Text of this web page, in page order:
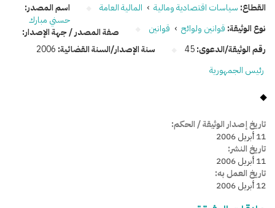
القطاع: سياسات اقتصادية ومالية › المالية العامة
نوع الوثيقة: قوانين ولوائح › قوانين
رقم الوثيقة/الدعوى:45 سنة الإصدار/السنة القضائية: 2006
اسم المصدر:
حسني مبارك
صفة المصدر / جهة الإصدار:
رئيس الجمهورية
تاريخ إصدار الوثيقة / الحكم:
11 أبريل 2006
تاريخ النشر:
11 أبريل 2006
تاريخ العمل به:
12 أبريل 2006